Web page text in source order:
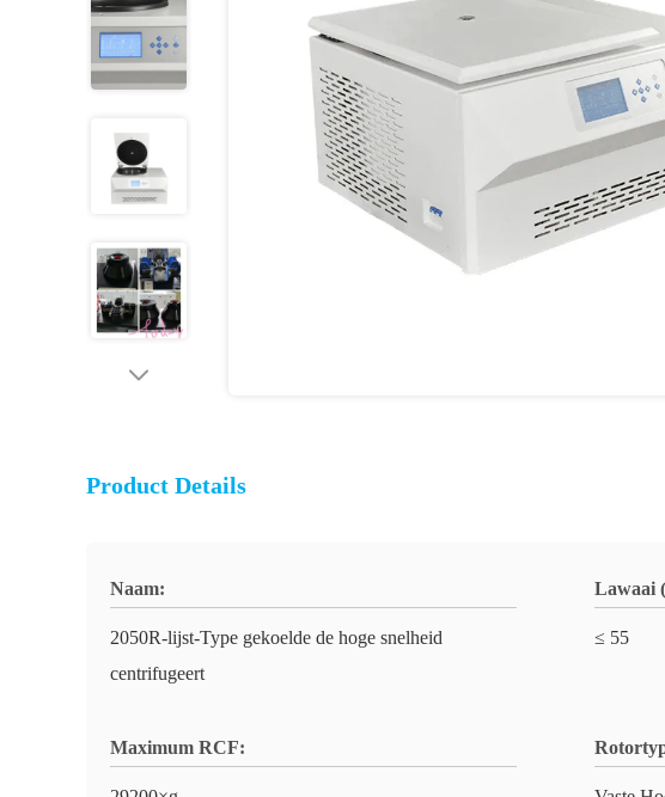
Product Details
Naam:
2050R-lijst-Type gekoelde de hoge snelheid
centrifugeert
Lawaai
≤ 55
Maximum RCF: